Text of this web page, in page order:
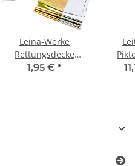
Leina-Werke
Rettungsdecke
silber/gold 210 x 160 cm
1,95 € *